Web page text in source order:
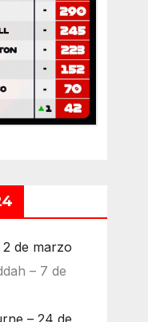
de marzo
– 7 de
– 24 de